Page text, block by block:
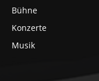
Bühne
Konzerte
Musik